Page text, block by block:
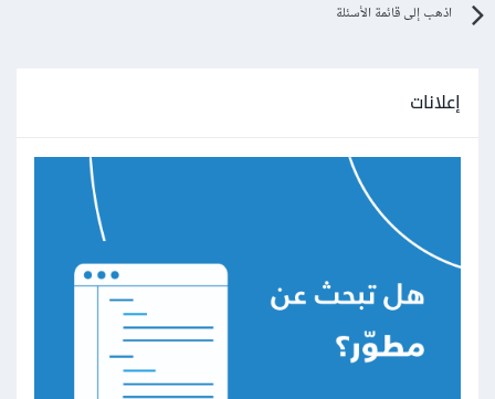
اذهب إلى قائمة الأسئلة
إعلانات